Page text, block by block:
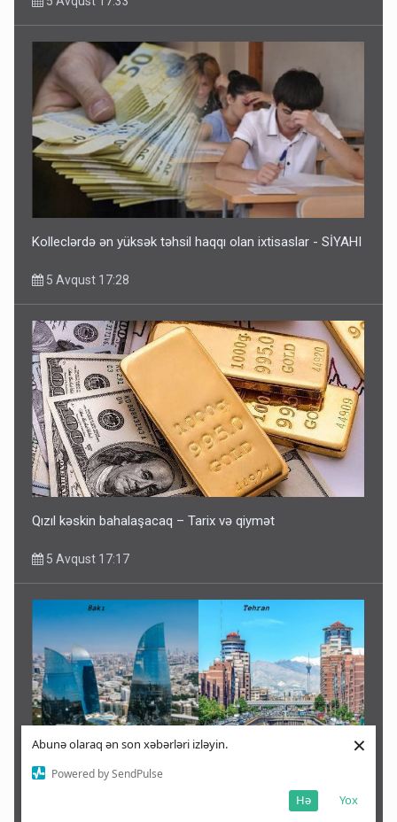
Abunə olaraq ən son xəbərləri izləyin.
Powered by SendPulse
Yox
Hə
×
Kolleclərdə ən yüksək təhsil haqqı olan ixtisaslar - SİYAHI
5 Avqust 17:28
Qızıl kəskin bahalaşacaq – Tarix və qiymət
5 Avqust 17:17
İranın Bakıdan ABSURD gözləntisi – Tehran qəzeti yazır